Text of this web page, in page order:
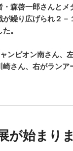
森啓一郎さんとメ
繰り広げられ２
。
ンピオン南さん、
さん、右がランア
が始まり